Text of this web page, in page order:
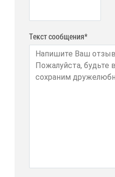
Текст сообщения*